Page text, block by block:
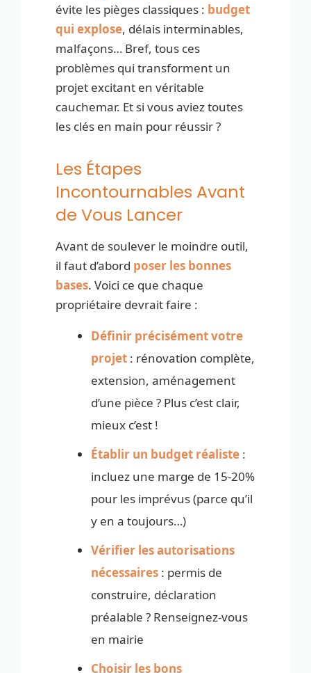
évite les pièges classiques : budget
qui explose, délais interminables,
malfaçons… Bref, tous ces
problèmes qui transforment un
projet excitant en véritable
cauchemar. Et si vous aviez toutes
les clés en main pour réussir ?
Les Étapes
Incontournables Avant
de Vous Lancer
Avant de soulever le moindre outil,
il faut d’abord poser les bonnes
bases. Voici ce que chaque
propriétaire devrait faire :
Définir précisément votre
projet : rénovation complète,
extension, aménagement
d’une pièce ? Plus c’est clair,
mieux c’est !
Établir un budget réaliste :
incluez une marge de 15-20%
pour les imprévus (parce qu’il
y en a toujours…)
Vérifier les autorisations
nécessaires : permis de
construire, déclaration
préalable ? Renseignez-vous
en mairie
Choisir les bons